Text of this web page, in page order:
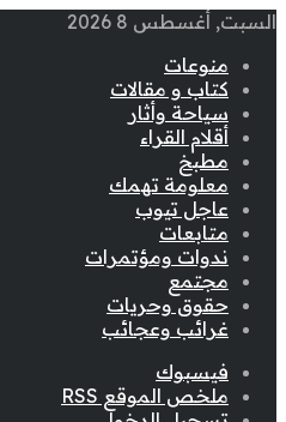
السبت, أغسطس 8 2026
منوعات
كتاب و مقالات
سياحة وأثار
أقلام القراء
مطبخ
معلومة تهمك
عاجل تيوب
متابعات
ندوات ومؤتمرات
مجتمع
حقوق وحريات
غرائب وعجائب
فيسبوك
ملخص الموقع RSS